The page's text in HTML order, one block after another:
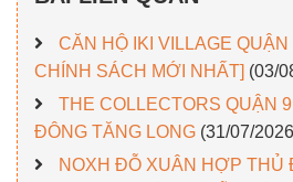
CĂN HỘ IKI VILLAGE QUẬN
CHÍNH SÁCH MỚI NHẤT] (03/
THE COLLECTORS QUẬN
ĐÔNG TĂNG LONG (31/07/
NOXH ĐỖ XUÂN HỢP THỦ